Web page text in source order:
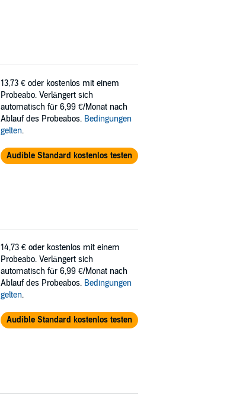
13,73 € oder kostenlos mit einem
Probeabo. Verlängert sich
automatisch für 6,99 €/Monat nach
Ablauf des Probeabos. Bedingungen
gelten.
Audible Standard kostenlos testen
14,73 € oder kostenlos mit einem
Probeabo. Verlängert sich
automatisch für 6,99 €/Monat nach
Ablauf des Probeabos. Bedingungen
gelten.
Audible Standard kostenlos testen